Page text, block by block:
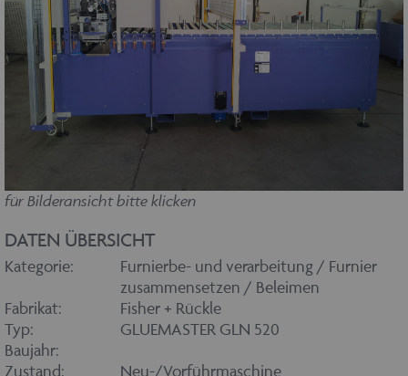
für Bilderansicht bitte klicken
DATEN ÜBERSICHT
Kategorie:
Furnierbe- und verarbeitung / Furnier
zusammensetzen / Beleimen
Fabrikat:
Fisher + Rückle
Typ:
GLUEMASTER GLN 520
Baujahr:
Zustand:
Neu-/Vorführmaschine